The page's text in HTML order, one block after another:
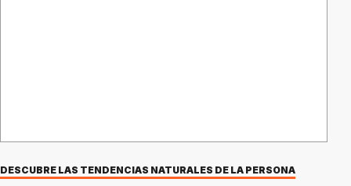
DESCUBRE LAS TENDENCIAS NATURALES DE LA PERSONA